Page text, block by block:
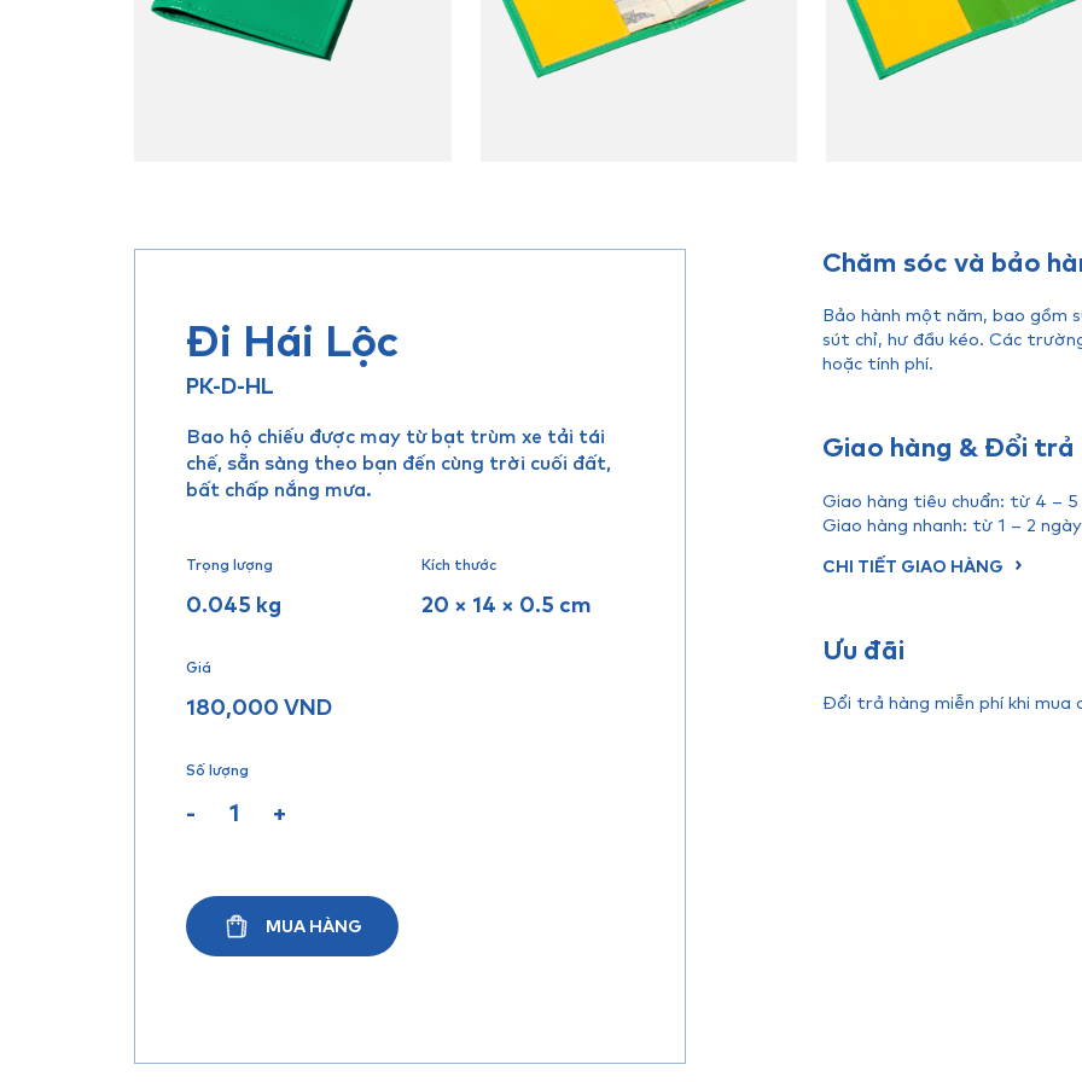
Đi Hái Lộc
PK-D-HL
Bao hộ chiếu được may từ bạt trùm xe tải tái
chế, sẵn sàng theo bạn đến cùng trời cuối đất,
bất chấp nắng mưa.
Trọng lượng
0.045 kg
Kích thước
20 × 14 × 0.5 cm
Giá
180,000 VND
Số lượng
- +
MUA HÀNG
Chăm sóc và bảo
Bảo hành một năm, bao gồm
sút chỉ, hư đầu kéo. Các
hoặc tính phí.
Giao hàng & Đổi trả
Giao hàng tiêu chuẩn: từ 4 – 5
Giao hàng nhanh: từ 1 – 2
CHI TIẾT GIAO HÀNG
Ưu đãi
Đổi trả hàng miễn phí khi mua